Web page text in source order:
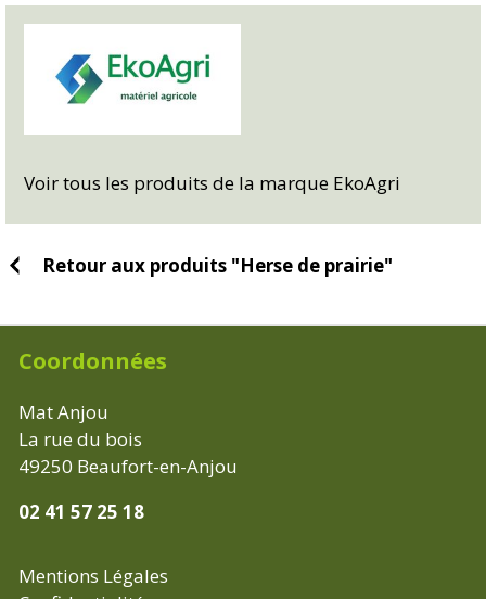
Voir tous les produits de la marque EkoAgri
Retour aux produits "Herse de prairie"
Coordonnées
Mat Anjou
La rue du bois
49250 Beaufort-en-Anjou
02 41 57 25 18
Mentions Légales